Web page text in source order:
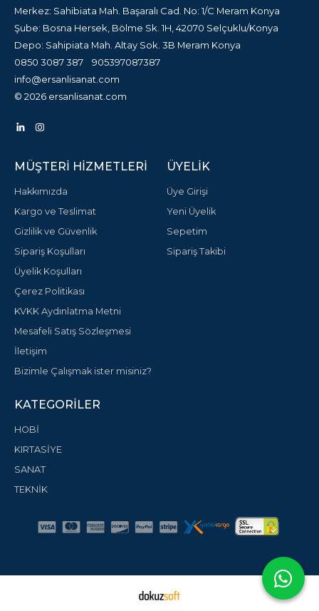
Merkez: Sahibiata Mah. Başaralı Cad. No: 1/C Meram Konya
Şube: Bosna Hersek, Bölme Sk. 1H, 42070 Selçuklu/Konya
Depo: Sahipiata Mah. Altay Sok. 3B Meram Konya
0850 3087 387
905397087387
info@ersanlisanat.com
© 2026 ersanlisanat.com
MÜŞTERI HIZMETLERI
Hakkımızda
Kargo ve Teslimat
Gizlilik ve Güvenlik
Sipariş Koşulları
Üyelik Koşulları
Çerez Politikası
KVKK Aydınlatma Metni
Mesafeli Satış Sözleşmesi
İletişim
Bizimle Çalışmak ister misiniz?
ÜYELIK
Üye Girişi
Yeni Üyelik
Sepetim
Sipariş Takibi
KATEGORILER
HOBİ
KIRTASİYE
SANAT
TEKNİK